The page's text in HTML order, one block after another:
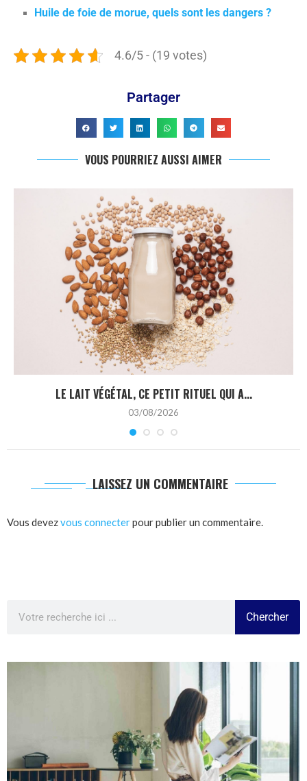
Huile de foie de morue, quels sont les dangers ?
4.6/5 - (19 votes)
Partager
VOUS POURRIEZ AUSSI AIMER
LE LAIT VÉGÉTAL, CE PETIT RITUEL QUI A...
03/08/2026
LAISSEZ UN COMMENTAIRE
Vous devezvous connecterpour publier un commentaire.
Chercher